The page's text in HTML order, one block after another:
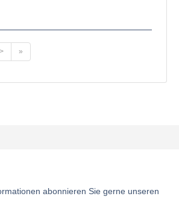
> »
abonnieren Sie gerne unseren